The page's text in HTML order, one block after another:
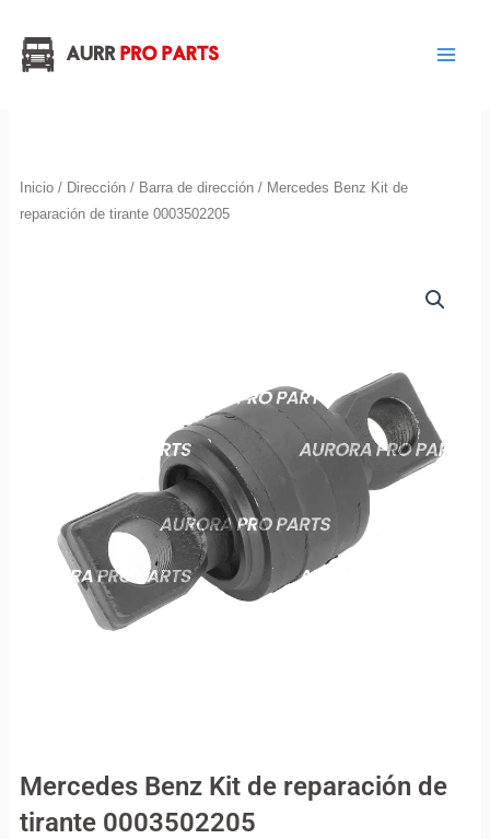
contenido
Inicio/ Dirección/ Barra de dirección/ Mercedes Benz Kit de
reparación de tirante 0003502205
Mercedes Benz Kit de reparación de
tirante 0003502205